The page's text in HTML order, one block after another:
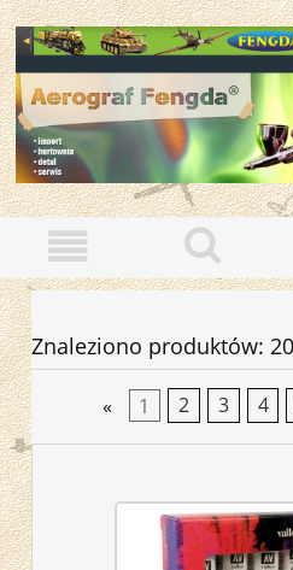
Znaleziono produktów:
« 1 2 3 4